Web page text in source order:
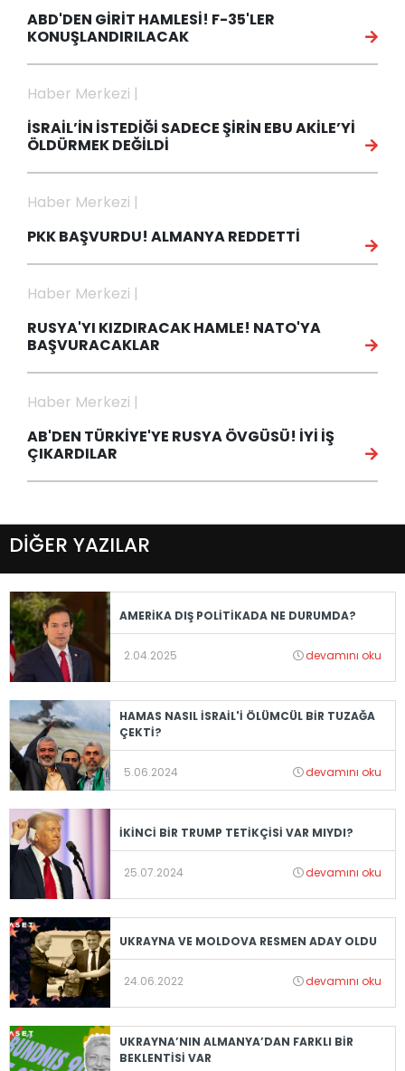
ABD'DEN GİRİT HAMLESİ! F-35'LER
KONUŞLANDIRILACAK
Haber Merkezi |
İSRAİL’İN İSTEDİĞİ SADECE ŞİRİN EBU AKİLE’Yİ
ÖLDÜRMEK DEĞİLDİ
Haber Merkezi |
PKK BAŞVURDU! ALMANYA REDDETTİ
Haber Merkezi |
RUSYA'YI KIZDIRACAK HAMLE! NATO'YA
BAŞVURACAKLAR
Haber Merkezi |
AB'DEN TÜRKİYE'YE RUSYA ÖVGÜSÜ! İYİ İŞ
ÇIKARDILAR
DİĞER YAZILAR
AMERİKA DIŞ POLİTİKADA NE DURUMDA?
2.04.2025 devamını oku
HAMAS NASIL İSRAİL'İ ÖLÜMCÜL BİR TUZAĞA
ÇEKTİ?
5.06.2024 devamını oku
İKİNCİ BİR TRUMP TETİKÇİSİ VAR MIYDI?
25.07.2024 devamını oku
UKRAYNA VE MOLDOVA RESMEN ADAY OLDU
24.06.2022 devamını oku
UKRAYNA’NIN ALMANYA’DAN FARKLI BİR
BEKLENTİSİ VAR